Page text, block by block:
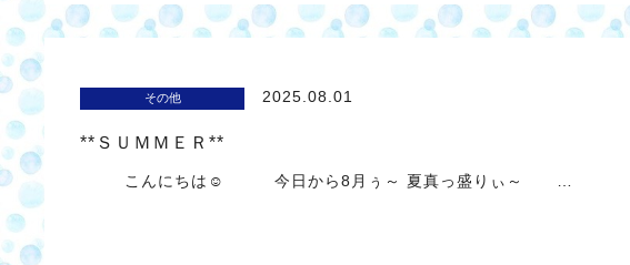
その他 2025.08.01
**ＳＵＭＭＥＲ**
こんにちは☺ 今日から8月ぅ～ 夏真っ盛りぃ～ …